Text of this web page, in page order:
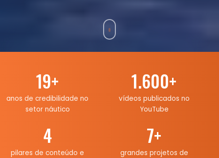
19+
anos de credibilidade no
setor náutico
1.600+
vídeos publicados no
YouTube
4
pilares de conteúdo e
7+
grandes projetos de